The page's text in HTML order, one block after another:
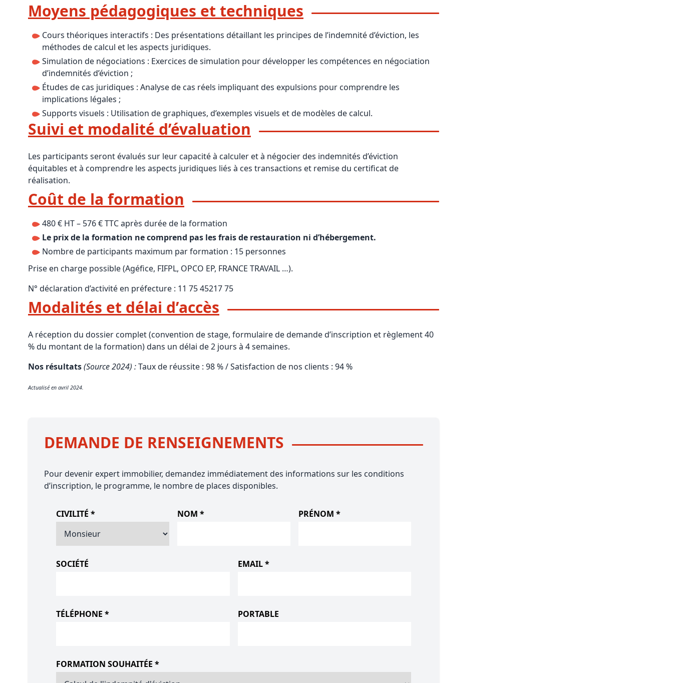
Moyens pédagogiques et techniques
Cours théoriques interactifs : Des présentations détaillant les principes de l’indemnité d’éviction, les
méthodes de calcul et les aspects juridiques.
Simulation de négociations : Exercices de simulation pour développer les compétences en négociation
d’indemnités d’éviction ;
Études de cas juridiques : Analyse de cas réels impliquant des expulsions pour comprendre les
implications légales ;
Supports visuels : Utilisation de graphiques, d’exemples visuels et de modèles de calcul.
Suivi et modalité d’évaluation
Les participants seront évalués sur leur capacité à calculer et à négocier des indemnités d’éviction
équitables et à comprendre les aspects juridiques liés à ces transactions et remise du certificat de
réalisation.
Coût de la formation
480 € HT – 576 € TTC après durée de la formation
Le prix de la formation ne comprend pas les frais de restauration ni d’hébergement.
Nombre de participants maximum par formation : 15 personnes
Prise en charge possible (Agéfice, FIFPL, OPCO EP, FRANCE TRAVAIL …).
N° déclaration d’activité en préfecture : 11 75 45217 75
Modalités et délai d’accès
A réception du dossier complet (convention de stage, formulaire de demande d’inscription et règlement 40
% du montant de la formation) dans un délai de 2 jours à 4 semaines.
Nos résultats(Source 2024) :Taux de réussite : 98 % / Satisfaction de nos clients : 94 %
Actualisé en avril 2024.
DEMANDE DE RENSEIGNEMENTS
Pour devenir expert immobilier, demandez immédiatement des informations sur les conditions
d’inscription, le programme, le nombre de places disponibles.
CIVILITÉ * NOM * PRÉNOM *
SOCIÉTÉ EMAIL *
TÉLÉPHONE * PORTABLE
FORMATION SOUHAITÉE *